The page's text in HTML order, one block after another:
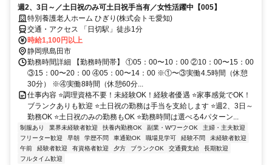
週2、3日～／土日祝のみ可土日祝手当有／女性活躍中【005】
特別養護⽼⼈ホーム ひぎり(株式会トモ愛知)
交通・アクセス 「日切駅」徒歩1分
時給1,100円以上
静岡県島田市
勤務時間詳細 【勤務時間帯】 ①05：00〜10：00 ②10：00〜15：00
③15：00〜20：00 ④05：00〜14：00 ※①〜③実働4.5時間（休憩
30分） ※④実働8時間（休憩60分...
仕事内容 ⭐調理資格不要！未経験OK！経験者優遇 ⭐家事感覚でOK！
ブランクありも歓迎 ⭐土日祝の勤務は手当を支給します ⭐週2、3日～
勤務OK ⭐土日祝のみの勤務もOK ⭐勤務時間は選べる4パターン...
制服あり 業界未経験者歓迎 扶養内勤務OK 副業・WワークOK
主婦・主夫歓迎
フリーター歓迎
早朝 学歴不問 車通勤OK 職場見学可 経験不問
未経験者歓迎
午前
経験者歓迎 有資格者歓迎 夕方 ブランクOK 交通費支給
長期歓迎
フルタイム歓迎